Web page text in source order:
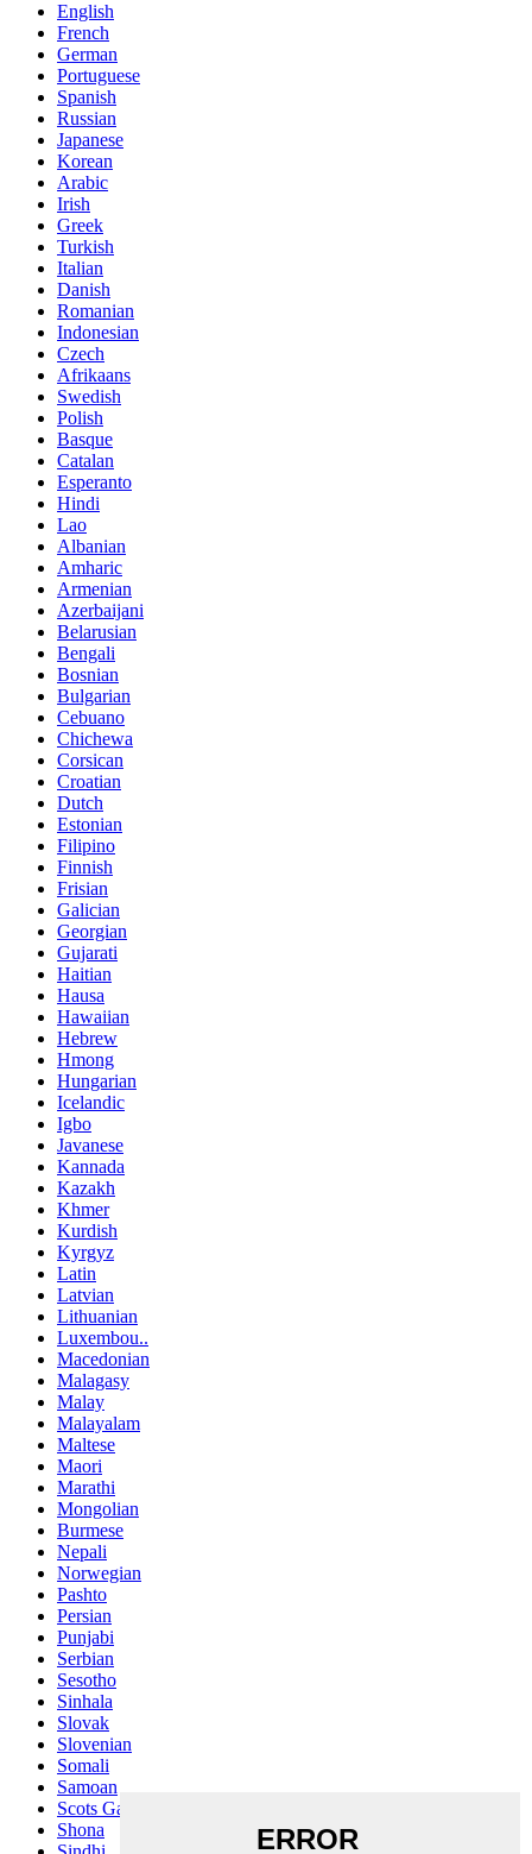
English
French
German
Portuguese
Spanish
Russian
Japanese
Korean
Arabic
Irish
Greek
Turkish
Italian
Danish
Romanian
Indonesian
Czech
Afrikaans
Swedish
Polish
Basque
Catalan
Esperanto
Hindi
Lao
Albanian
Amharic
Armenian
Azerbaijani
Belarusian
Bengali
Bosnian
Bulgarian
Cebuano
Chichewa
Corsican
Croatian
Dutch
Estonian
Filipino
Finnish
Frisian
Galician
Georgian
Gujarati
Haitian
Hausa
Hawaiian
Hebrew
Hmong
Hungarian
Icelandic
Igbo
Javanese
Kannada
Kazakh
Khmer
Kurdish
Kyrgyz
Latin
Latvian
Lithuanian
Luxembou..
Macedonian
Malagasy
Malay
Malayalam
Maltese
Maori
Marathi
Mongolian
Burmese
Nepali
Norwegian
Pashto
Persian
Punjabi
Serbian
Sesotho
Sinhala
Slovak
Slovenian
Somali
Samoan
Scots Gaelic
Shona